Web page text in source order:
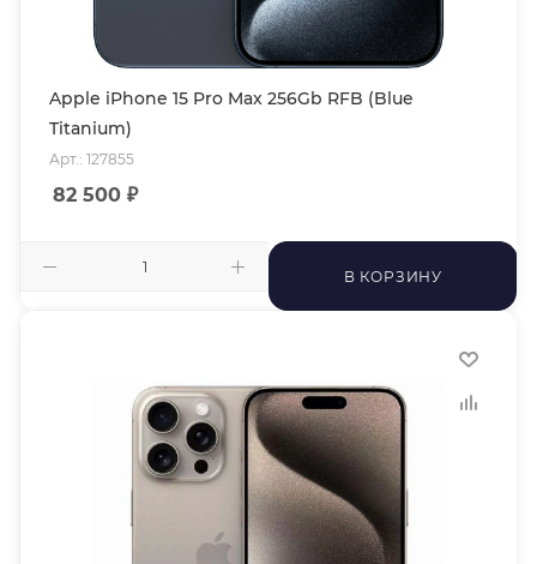
Apple iPhone 15 Pro Max 256Gb RFB (Blue
Titanium)
Арт.: 127855
82 500 ₽
В КОРЗИНУ